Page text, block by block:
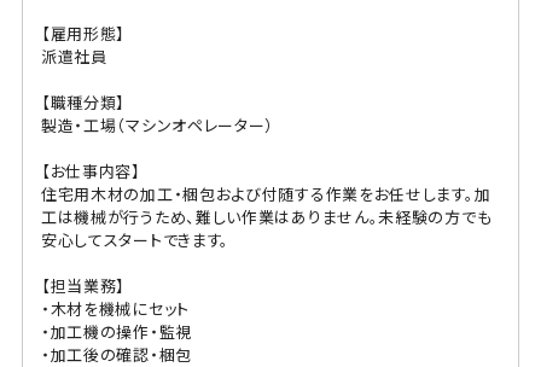
【雇用形態】
派遣社員
【職種分類】
製造・工場（マシンオペレーター）
【お仕事内容】
住宅用木材の加工・梱包および付随する作業をお任せします。加
工は機械が行うため、難しい作業はありません。未経験の方でも
安心してスタートできます。
【担当業務】
・木材を機械にセット
・加工機の操作・監視
・加工後の確認・梱包